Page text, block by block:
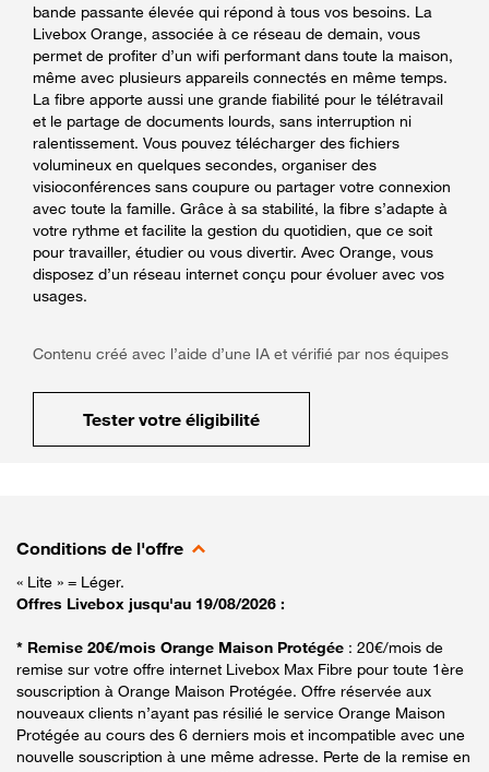
bande passante élevée qui répond à tous vos besoins. La
Livebox Orange, associée à ce réseau de demain, vous
permet de profiter d’un wifi performant dans toute la maison,
même avec plusieurs appareils connectés en même temps.
La fibre apporte aussi une grande fiabilité pour le télétravail
et le partage de documents lourds, sans interruption ni
ralentissement. Vous pouvez télécharger des fichiers
volumineux en quelques secondes, organiser des
visioconférences sans coupure ou partager votre connexion
avec toute la famille. Grâce à sa stabilité, la fibre s’adapte à
votre rythme et facilite la gestion du quotidien, que ce soit
pour travailler, étudier ou vous divertir. Avec Orange, vous
disposez d’un réseau internet conçu pour évoluer avec vos
usages.
Contenu créé avec l’aide d’une IA et vérifié par nos équipes
Tester votre éligibilité
Conditions de l'offre
« Lite » = Léger.
Offres Livebox jusqu'au 19/08/2026 :
* Remise 20€/mois Orange Maison Protégée : 20€/mois de
remise sur votre offre internet Livebox Max Fibre pour toute 1ère
souscription à Orange Maison Protégée. Offre réservée aux
nouveaux clients n’ayant pas résilié le service Orange Maison
Protégée au cours des 6 derniers mois et incompatible avec une
nouvelle souscription à une même adresse. Perte de la remise en